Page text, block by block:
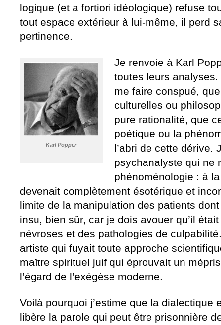
logique (et a fortiori idéologique) refuse
tout espace extérieur à lui-même, il perd
pertinence.
Karl Popper
Je renvoie à Karl
toutes leurs analyses.
me faire conspué,
culturelles ou
pure rationalité, que
poétique ou la
l’abri de cette dérive.
psychanalyste qui ne
phénoménologie : à
devenait complètement ésotérique et
limite de la manipulation des patients
insu, bien sûr, car je dois avouer qu’il
névroses et des pathologies de
artiste qui fuyait toute approche
maître spirituel juif qui éprouvait un
l’égard de l’exégèse moderne.
Voilà pourquoi j’estime que la dialectique
libère la parole qui peut être prisonnière